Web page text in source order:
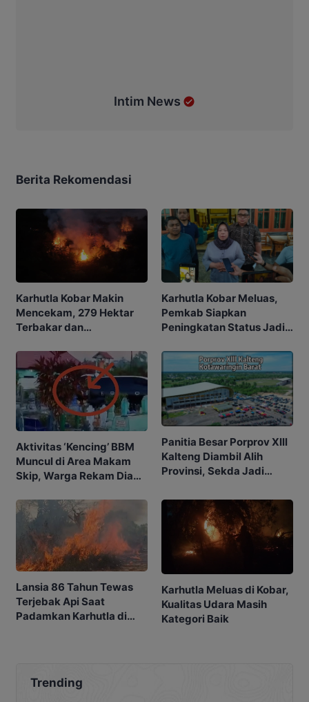
Intim News
Berita Rekomendasi
Karhutla Kobar Makin
Mencekam, 279 Hektar
Terbakar dan
Terganggu
Karhutla Kobar Meluas,
Pemkab Siapkan
Peningkatan Status Jadi
Aktivitas ‘Kencing’ BBM
Muncul di Area Makam
Skip, Warga Rekam Diam-
Panitia Besar Porprov Xlll
Kalteng Diambil Alih
Provinsi, Sekda Jadi
Lansia 86 Tahun Tewas
Terjebak Api Saat
Padamkan Karhutla di
Karhutla Meluas di Kobar,
Kualitas Udara Masih
Kategori Baik
Trending